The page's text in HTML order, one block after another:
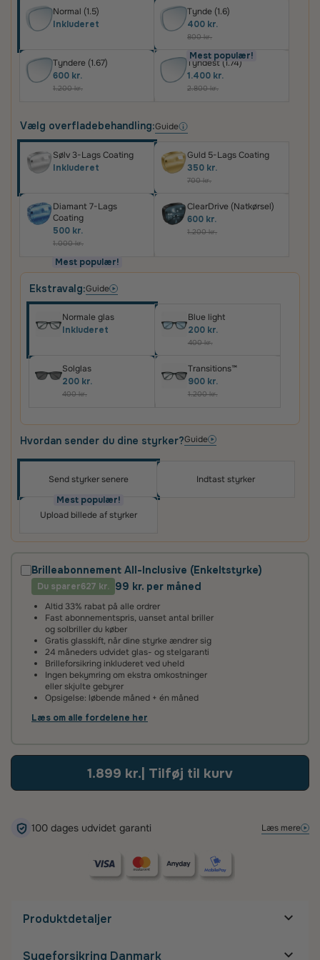
Normal (1.5)
Inkluderet
Tynde (1.6)
400 kr.
800 kr.
Mest populær!
Tyndere (1.67)
600 kr.
1.200 kr.
Tyndest (1.74)
1.400 kr.
2.800 kr.
Vælg overfladebehandling:Guide
Sølv 3-Lags Coating
Inkluderet
Guld 5-Lags Coating
350 kr.
700 kr.
Diamant 7-Lags
Coating
500 kr.
1.000 kr.
Mest populær!
ClearDrive (Natkørsel)
600 kr.
1.200 kr.
Ekstravalg:Guide
Normale glas
Inkluderet
Blue light
200 kr.
400 kr.
Solglas
200 kr.
400 kr.
Transitions™
900 kr.
1.200 kr.
Hvordan sender du dine styrker?Guide
Send styrker senere
Mest populær!
Indtast styrker
Upload billede af styrker
Brilleabonnement All-Inclusive (Enkeltstyrke)
Du sparer627 kr. 99 kr. per måned
Altid 33% rabat på alle ordrer
Fast abonnementspris, uanset antal briller
og solbriller du køber
Gratis glasskift, når dine styrke ændrer sig
24 måneders udvidet glas- og stelgaranti
Brilleforsikring inkluderet ved uheld
Ingen bekymring om ekstra omkostninger
eller skjulte gebyrer
Opsigelse: løbende måned + én måned
Læs om alle fordelene her
1.899 kr. | Tilføj til kurv
100 dages udvidet garanti Læs mere
Produktdetaljer
Sygeforsikring Danmark
100 dages tilfredshedsgaranti
Det kan tage lidt tid at vænne sig til nye brilleglas – især hvis
de har en ny styrke eller er flerstyrke med glidende
100 dage – så finder vi en løsning, der sikrer, at du bliver glad.
2 års fabriksgaranti
Vi giver 2 års garanti på alle vores brilleglas og stel. Det
betyder, at hvis glassene ikke lever op til vores høje
standarder, reparerer eller udskifter vi dem helt uden
beregning.
Oplev skræddersyede brilleglas i høj kvalitet – til
priser, du vil elske
Det vigtigste for os er, at du er tilfreds med dit køb.
Derfor får du altid100 dages tilfredshedsgarantiog